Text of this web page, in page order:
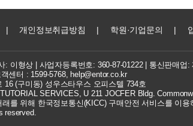
| 개인정보취급방침 | 학원·기업문의 |
: 이형상 | 사업자등록번호: 360-87-01222| 통신판매업:
센터 : 1599-5768, help@entor.co.kr
16 (구미동) 성우스타우스 오피스텔 734호
SERVICES, U 211 JOCFER Bldg.
를 위해 한국정보통신(KICC) 구매안전 서비스를 이용
reserved.